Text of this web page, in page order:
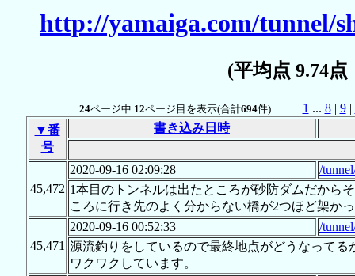
http://yamaiga.com/tunnel/
(平均点 9.74
24ページ中 12ページ目を表示(合計694件) 1 ... 8| 9|
▼番
号
書き込み日時
45,472
2020-09-16 02:09:28
/
1本目のトンネルは出たところが砂防ダムだから
ころに行き先のよく分からない橋が2つほど架か
45,471
2020-09-16 00:52:33
/
源流釣りをしているので最終地点がどうなって
ワクワクしています。